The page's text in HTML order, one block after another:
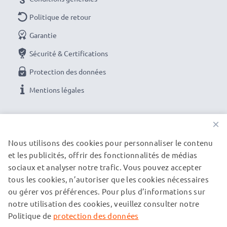
Politique de retour
Garantie
Sécurité & Certifications
Protection des données
Mentions légales
NOS PARTENAIRES DE LIVRAISON
© subtel.fr 2026
Tous les prix incluent la TVA et excluent les frais de port.
Veuillez noter que toutes les marques citées sont des
×
Nous utilisons des cookies pour personnaliser le contenu
et les publicités, offrir des fonctionnalités de médias
sociaux et analyser notre trafic. Vous pouvez accepter
tous les cookies, n’autoriser que les cookies nécessaires
ou gérer vos préférences. Pour plus d’informations sur
notre utilisation des cookies, veuillez consulter notre
Politique de protection des données